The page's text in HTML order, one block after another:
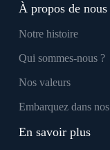
À propos de nous
Notre histoire
Qui sommes-nous ?
Nos valeurs
Embarquez dans
En savoir plus